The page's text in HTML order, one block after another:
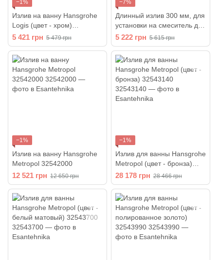
−1%
Излив на ванну Hansgrohe
Logis (цвет - хром)
71410000
5 421 грн 5 479 грн
−7%
Длинный излив 300 мм, для
установки на смеситель для
душа Hansgrohe 14495000
5 222 грн 5 615 грн
−1%
Излив на ванну Hansgrohe
Metropol 32542000
12 521 грн 12 650 грн
−1%
Излив для ванны Hansgrohe
Metropol (цвет - бронза)
32543140
28 178 грн 28 466 грн